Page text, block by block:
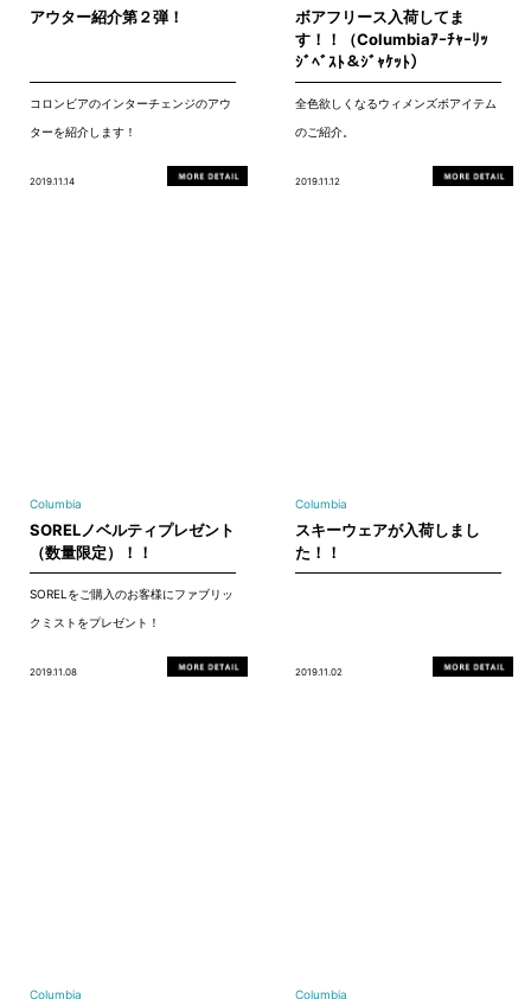
アウター紹介第２弾！
コロンビアのインターチェンジのアウ
ターを紹介します！
2019.11.14
ボアフリース入荷してま
す！！（Columbiaｱｰﾁｬｰﾘｯ
ｼﾞﾍﾞｽﾄ＆ｼﾞｬｹｯﾄ）
全色欲しくなるウィメンズボアイテム
のご紹介。
2019.11.12
Columbia
SORELノベルティプレゼント
（数量限定）！！
SORELをご購入のお客様にファブリッ
クミストをプレゼント！
2019.11.08
Columbia
スキーウェアが入荷しまし
た！！
2019.11.02
Columbia Columbia